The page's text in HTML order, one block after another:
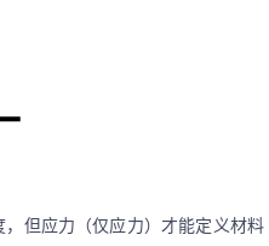
，但应力（仅应力）才能定义材料